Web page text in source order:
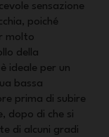
sensazione
poiché
molto
della
ideale per un
bassa
prima di subire
dopo di che si
di alcuni gradi